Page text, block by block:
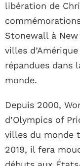
libération de
Stonewall à
villes
répandues dans
monde.
Depuis 2000,
d’Olympics of
villes du monde
2019, il fera